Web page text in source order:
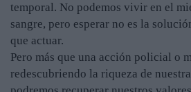
temporal. No podemos vivir en el
sangre, pero esperar no es la
que actuar.
Pero más que una acción policial o
redescubriendo la riqueza de